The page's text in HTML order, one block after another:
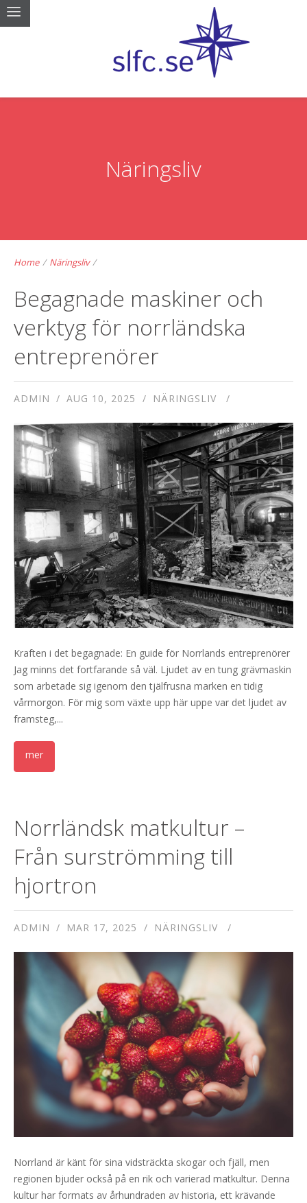
Näringsliv
Home / Näringsliv /
Begagnade maskiner och
verktyg för norrländska
entreprenörer
ADMIN AUG 10, 2025 NÄRINGSLIV
Kraften i det begagnade: En guide för Norrlands entreprenörer
Jag minns det fortfarande så väl. Ljudet av en tung grävmaskin
som arbetade sig igenom den tjälfrusna marken en tidig
vårmorgon. För mig som växte upp här uppe var det ljudet av
framsteg,...
Norrländsk matkultur –
Från surströmming till
hjortron
ADMIN MAR 17, 2025 NÄRINGSLIV
Norrland är känt för sina vidsträckta skogar och fjäll, men
regionen bjuder också på en rik och varierad matkultur. Denna
kultur har formats av århundraden av historia, ett krävande